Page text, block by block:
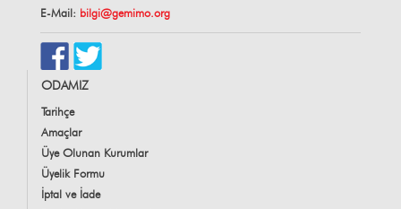
E-Mail: bilgi@gemimo.org
ODAMIZ
Tarihçe
Amaçlar
Üye Olunan Kurumlar
Üyelik Formu
İptal ve İade